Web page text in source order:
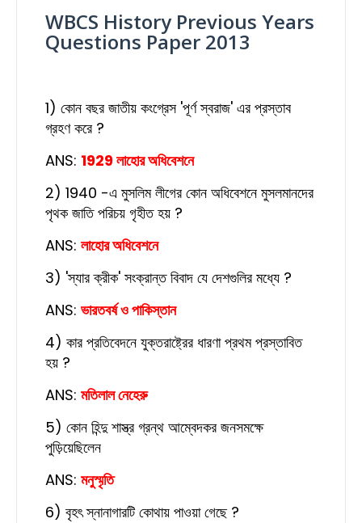
WBCS History Previous Years
Questions Paper 2013
1) কোন বছর জাতীয় কংগ্রেস 'পূর্ণ স্বরাজ' এর প্রস্তাব
গ্রহণ করে ?
ANS: 1929 লাহোর অধিবেশনে
2) 1940 -এ মুসলিম লীগের কোন অধিবেশনে মুসলমানদের
পৃথক জাতি পরিচয় গৃহীত হয় ?
ANS: লাহোর অধিবেশনে
3) 'স্যার ক্রীক' সংক্রান্ত বিবাদ যে দেশগুলির মধ্যে ?
ANS: ভারতবর্ষ ও পাকিস্তান
4) কার প্রতিবেদনে যুক্তরাষ্ট্রের ধারণা প্রথম প্রস্তাবিত
হয় ?
ANS: মতিলাল নেহেরু
5) কোন হিন্দু শাস্ত্র গ্রন্থ আম্বেদকর জনসমক্ষে
পুড়িয়েছিলেন
ANS: মনুস্মৃতি
6) বৃহৎ স্নানাগারটি কোথায় পাওয়া গেছে ?